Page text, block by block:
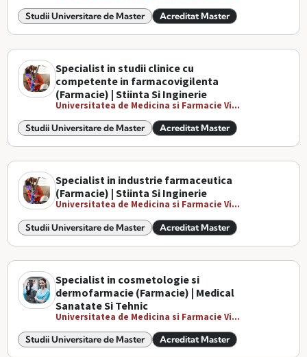
Studii Universitare de Master Acreditat Master
Specialist in studii clinice cu
competente in farmacovigilenta
(Farmacie) | Stiinta Si Inginerie
Universitatea de Medicina si Farmacie Vi...
Studii Universitare de Master Acreditat Master
Specialist in industrie farmaceutica
(Farmacie) | Stiinta Si Inginerie
Universitatea de Medicina si Farmacie Vi...
Studii Universitare de Master Acreditat Master
Specialist in cosmetologie si
dermofarmacie (Farmacie) | Medical
Sanatate Si Tehnic
Universitatea de Medicina si Farmacie Vi...
Studii Universitare de Master Acreditat Master